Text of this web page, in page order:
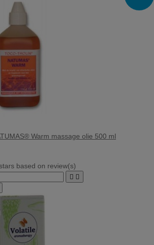
Warm massage olie 500 ml
based on review(s)
 